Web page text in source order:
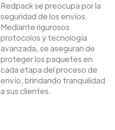
Redpack se preocupa por la
seguridad de los envíos.
Mediante rigurosos
protocolos y tecnología
avanzada, se aseguran de
proteger los paquetes en
cada etapa del proceso de
envío, brindando tranquilidad
a sus clientes.